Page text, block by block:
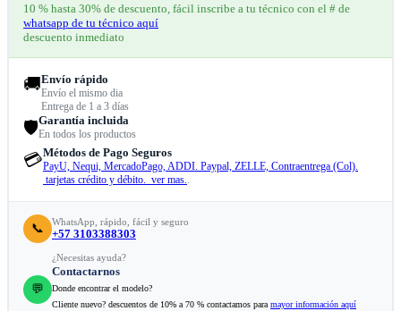
10 % hasta 30% de descuento, fácil inscribe a tu técnico con el # de
whatsapp de tu técnico aquí
descuento inmediato
🚚Envío rápido
Envío el mismo dia
Entrega de 1 a 3 días
🛡️Garantía incluida
En todos los productos
💳Métodos de Pago Seguros
PayU, Nequi, MercadoPago, ADDI. Paypal, ZELLE, Contraentrega (Col).
tarjetas crédito y débito. ver mas..
📞 WhatsApp, rápido, fácil y seguro
+57 3103388303
💬
¿Necesitas ayuda?
Contactarnos
Donde encontrar el modelo?
Cliente nuevo? descuentos de 10% a 70 % contactamos para mayor información aquí